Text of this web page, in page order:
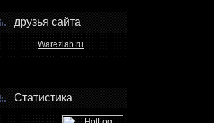
друзья сайта
Warezlab.ru
Статистика